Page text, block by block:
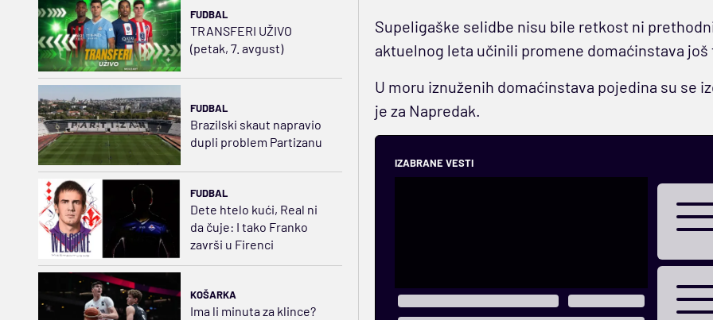
FUDBAL
TRANSFERI UŽIVO
(petak, 7. avgust)
FUDBAL
Brazilski skaut napravio
dupli problem Partizanu
FUDBAL
Dete htelo kući, Real ni
da čuje: I tako Franko
završi u Firenci
KOŠARKA
Ima li minuta za klince?
Supeligaške selidbe nisu bile retkost ni
aktuelnog leta učinili promene domaćinstava
U moru iznuženih domaćinstava pojedina su se
je za Napredak.
IZABRANE VESTI